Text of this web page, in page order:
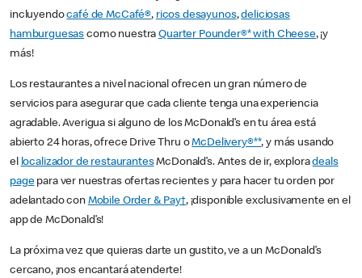
incluyendocafé de McCafé®, ricos desayunos,deliciosas
hamburguesas como nuestraQuarter Pounder®* with Cheese, ¡y
más!
Los restaurantes a nivel nacional ofrecen un gran número de
servicios para asegurar que cada cliente tenga una experiencia
agradable. Averigua si alguno de los McDonald’s en tu área está
abierto 24 horas, ofrece Drive Thru oMcDelivery®**, y más usando
el localizador de restaurantesMcDonald’s. Antes de ir, exploradeals
pagepara ver nuestras ofertas recientes y para hacer tu orden por
adelantado con Mobile Order & Pay†, ¡disponible exclusivamente en el
app de McDonald’s!
La próxima vez que quieras darte un gustito, ve a un McDonald’s
cercano, ¡nos encantará atenderte!